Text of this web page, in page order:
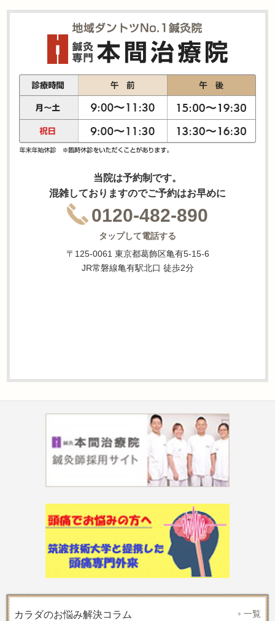
当院は予約制です。
混雑しておりますのでご予約はお早めに
0120-482-890
タップして電話する
〒125-0061 東京都葛飾区亀有5-15-6
JR常磐線亀有駅北口 徒歩2分
カラダのお悩み解決コラム 一覧